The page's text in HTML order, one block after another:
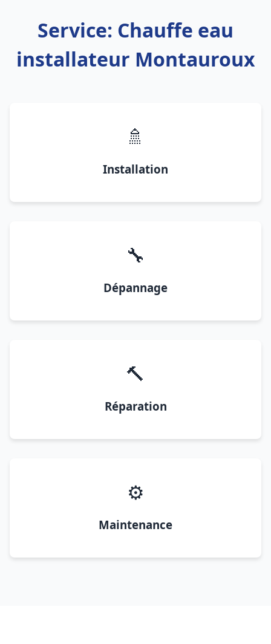
Service: Chauffe eau
installateur Montauroux
🚿
Installation
🔧
Dépannage
🔨
Réparation
⚙️
Maintenance